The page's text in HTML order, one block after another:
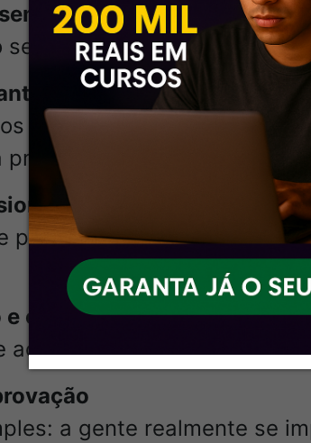
espera
seu tempo é prioridade e o
e em primeira mão
movimentos dos cursos
trás.
e presente
pronta pra resolver
organizado
acessar e pronto pra te
a gente realmente se